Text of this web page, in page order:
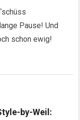
Pause! Und
schon ewig!
by-Weil: